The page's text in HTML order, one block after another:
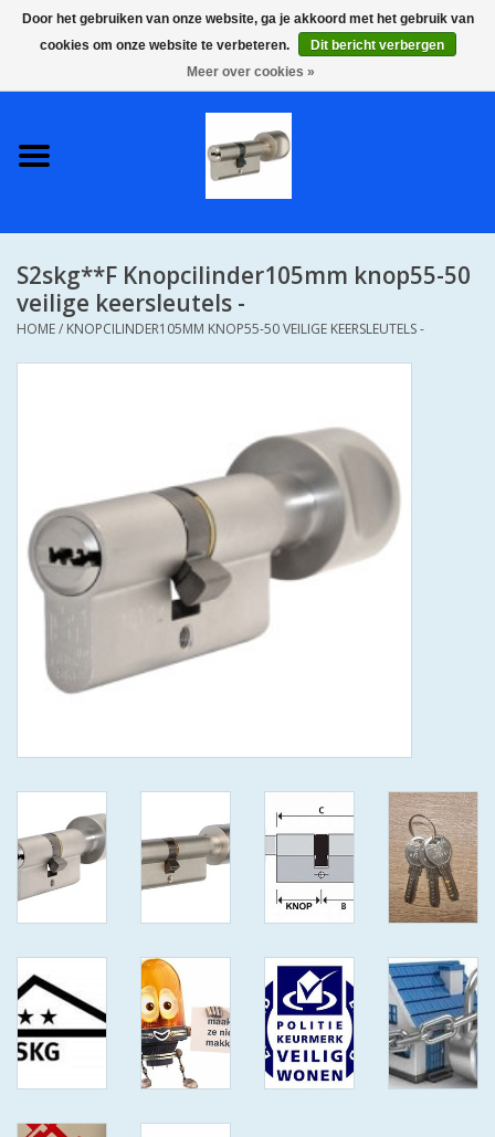
0 Artikelen - €0,00
S2 COMPLETE VEILIGE
SKG**
IEDERE GEWENSTE MAAT MET
S2 CILINDERSLOTEN IN IEDERE
GEWENSTE MAAT MET
KEERSLEUTEL
(GAATJES)VEILIGE
GENUMMERDE SLEUTELS
ISEO F 6 EXTRA S
VEILIGE SLEUTELS SKG***
ISEO F 6 EXTRA S
ANTIKERNTREK IN IEDERE
ISEO F9 ANTIKERNTREK IN
IEDERE GEWENSTE MAAT MET
GEWONE SLEUTELS MET
CERTIFICAAT SKG***
S2skg**F Knopcilinder105mm knop55-50
veilige keersleutels -
HOME/ KNOPCILINDER105MM KNOP55-50 VEILIGE KEERSLEUTELS -
Door het gebruiken van onze website, ga je akkoord met het gebruik van
cookies om onze website te verbeteren.
Dit bericht verbergen
Meer over cookies »